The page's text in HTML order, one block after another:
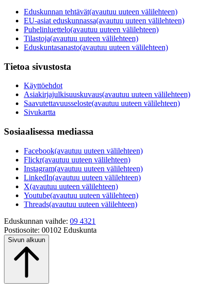
Eduskunnan tehtävät(avautuu uuteen välilehteen)
EU-asiat eduskunnassa(avautuu uuteen välilehteen)
Puhelinluettelo(avautuu uuteen välilehteen)
Tilastoja(avautuu uuteen välilehteen)
Eduskuntasanasto(avautuu uuteen välilehteen)
Tietoa sivustosta
Käyttöehdot
Asiakirjajulkisuuskuvaus(avautuu uuteen välilehteen)
Saavutettavuusseloste(avautuu uuteen välilehteen)
Sivukartta
Sosiaalisessa mediassa
Facebook(avautuu uuteen välilehteen)
Flickr(avautuu uuteen välilehteen)
Instagram(avautuu uuteen välilehteen)
LinkedIn(avautuu uuteen välilehteen)
X(avautuu uuteen välilehteen)
Youtube(avautuu uuteen välilehteen)
Threads(avautuu uuteen välilehteen)
Eduskunnan vaihde: 09 4321
Postiosoite: 00102 Eduskunta
Sivun alkuun